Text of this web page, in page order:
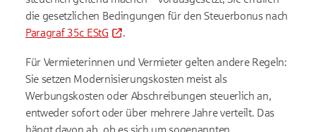
die gesetzlichen Bedingungen für den Steuerbonus nach
Paragraf 35c EStG
.
Für Vermieterinnen und Vermieter gelten andere Regeln:
Sie setzen Modernisierungskosten meist als
Werbungskosten oder Abschreibungen steuerlich an,
entweder sofort oder über mehrere Jahre verteilt. Das
hängt davon ab, ob es sich um sogenannten